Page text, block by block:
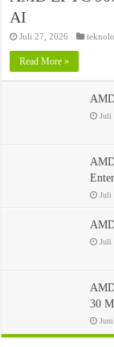
AI
Juli 27, 2026
Read More »
Juli
Juli
Juli
30